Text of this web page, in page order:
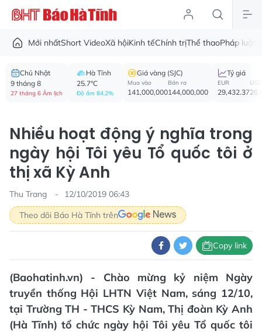
Mới nhấtShort VideoXã hộiKinh tếChính trịThể thaoPháp luật
Chủ Nhật
9 tháng 8
27 tháng 6 Âm lịch
Hà Tĩnh
25.7°C
Độ ẩm 84.2%
Giá vàng (SJC)
Mua vào
141,000,000
Bán ra
144,000,000
Tỷ giá
EUR
29,432.37
USD
Nhiều hoạt động ý nghĩa trong
ngày hội Tôi yêu Tổ quốc tôi ở
thị xã Kỳ Anh
Thu Trang
12/10/2019 06:43
Theo dõi Báo Hà Tĩnh trên
Copy link
(Baohatinh.vn) - Chào mừng kỷ niệm Ngày
truyền thống Hội LHTN Việt Nam, sáng 12/10,
tại Trường TH - THCS Kỳ Nam, Thị đoàn Kỳ Anh
(Hà Tĩnh) tổ chức ngày hội Tôi yêu Tổ quốc tôi